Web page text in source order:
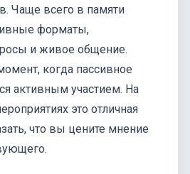
Чаще всего в памяти
форматы,
и живое общение.
когда пассивное
активным участием. На
это отличная
что вы цените мнение